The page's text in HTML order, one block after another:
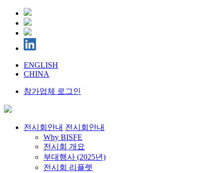
ENGLISH
CHINA
참가업체 로그인
전시회안내 전시회안내
Why BISFE
전시회 개요
부대행사 (2025년)
전시회 리플렛